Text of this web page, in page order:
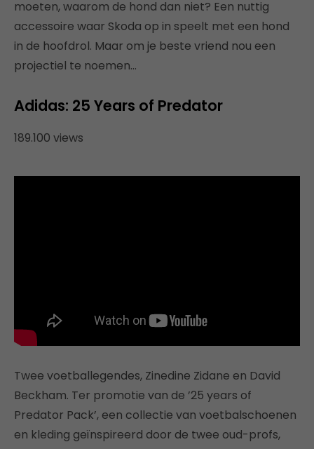
moeten, waarom de hond dan niet? Een nuttig
accessoire waar Skoda op in speelt met een hond
in de hoofdrol. Maar om je beste vriend nou een
projectiel te noemen…
Adidas: 25 Years of Predator
189.100 views
Twee voetballegendes, Zinedine Zidane en David
Beckham. Ter promotie van de ’25 years of
Predator Pack’, een collectie van voetbalschoenen
en kleding geïnspireerd door de twee oud-profs,